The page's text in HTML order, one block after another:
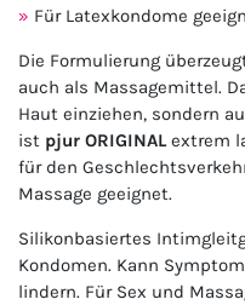
Für Latexkondome
Die Formulierung
auch als Massagemittel.
Haut einziehen, sondern
ist pjur ORIGINALextrem
für den
Massage geeignet.
Silikonbasiertes
Kondomen. Kann
lindern. Für Sex und